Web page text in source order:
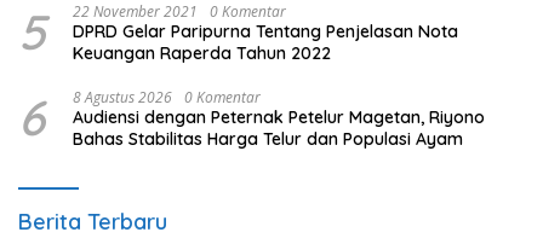
5 22 November 2021 0 Komentar
DPRD Gelar Paripurna Tentang Penjelasan Nota
Keuangan Raperda Tahun 2022
6 8 Agustus 2026 0 Komentar
Audiensi dengan Peternak Petelur Magetan, Riyono
Bahas Stabilitas Harga Telur dan Populasi Ayam
Berita Terbaru